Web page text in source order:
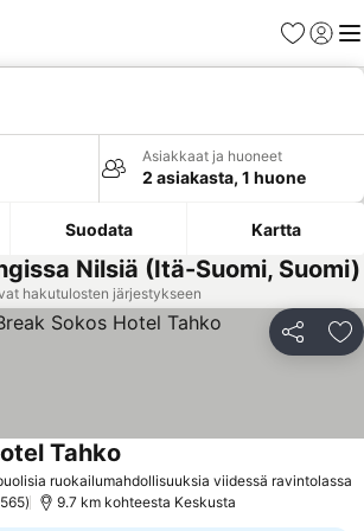
Suosikit
Asiakkaat ja huoneet
2 asiakasta, 1 huone
Suodata Kartta
Nilsiä (Itä-Suomi, Suomi)
hakutulosten järjestykseen
Jaa
ruokailumahdollisuuksia viidessä ravintolassa
Tahko
9.7 km kohteesta Keskusta